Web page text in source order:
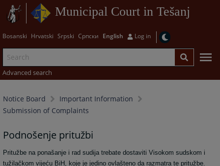
Municipal Court in Tešanj
Bosanski Hrvatski Srpski Српски English Log in
Advanced search
Notice Board
Important Information
Submission of Complaints
Podnošenje pritužbi
Pritužbe na ponašanje i rad sudija trebate dostaviti Visokom sudskom i
tužilačkom vijeću BiH, koje je jedino ovlašteno da razmatra te pritužbe.